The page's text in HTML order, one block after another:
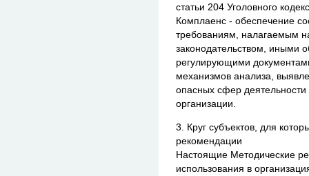
статьи 204 Уголовного
Комплаенс - обеспечение
требованиям, налагаемым
законодательством, иными
регулирующими
механизмов анализа,
опасных сфер
организации.
3. Круг субъектов, для
рекомендации
Настоящие Методические
использования в